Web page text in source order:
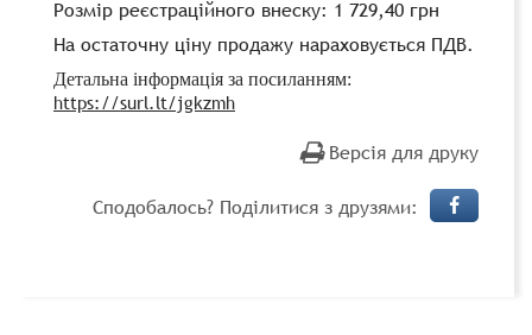
Розмір реєстраційного внеску: 1 729,40 грн
На остаточну ціну продажу нараховується ПДВ.
Детальна інформація за посиланням:
https://surl.lt/jgkzmh
Версія для друку
Сподобалось? Поділитися з друзями: